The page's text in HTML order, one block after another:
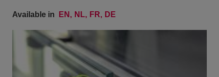
Available in EN NL FR DE